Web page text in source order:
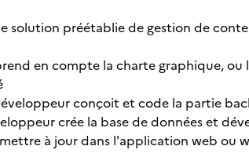
solution préétablie de gestion de
en compte la charte graphique, ou
conçoit et code la partie
crée la base de données et
à jour dans l'application web ou